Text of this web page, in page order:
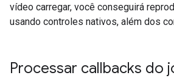
vídeo carregar, você conseguirá
usando controles nativos, além dos
Processar callbacks do